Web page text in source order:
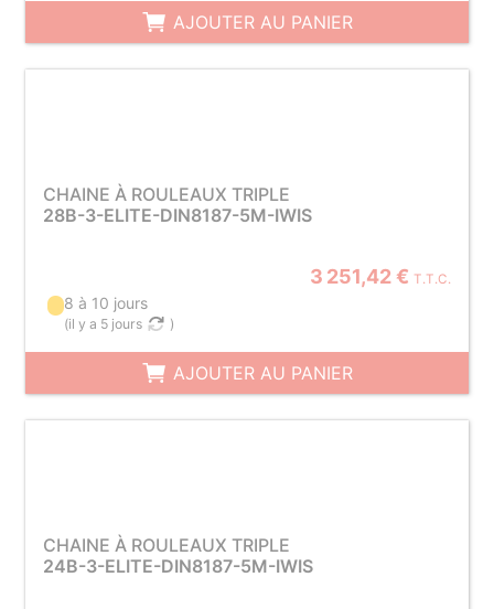
AJOUTER AU PANIER
CHAINE À ROULEAUX TRIPLE
28B-3-ELITE-DIN8187-5M-IWIS
3 251,42 € T.T.C.
8 à 10 jours
(il y a 5 jours )
AJOUTER AU PANIER
CHAINE À ROULEAUX TRIPLE
24B-3-ELITE-DIN8187-5M-IWIS